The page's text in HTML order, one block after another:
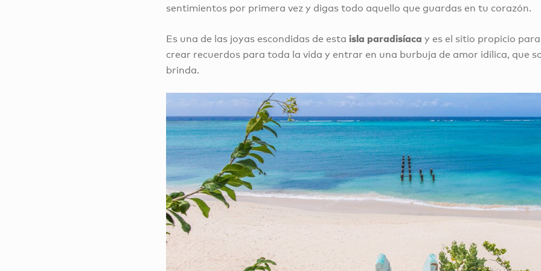
sentimientos por primera vez y digas todo aquello que guardas en tu corazón.
Es una de las joyas escondidas de estaisla paradisíaca y es el sitio propicio
crear recuerdos para toda la vida y entrar en una burbuja de amor idílica, que
brinda.